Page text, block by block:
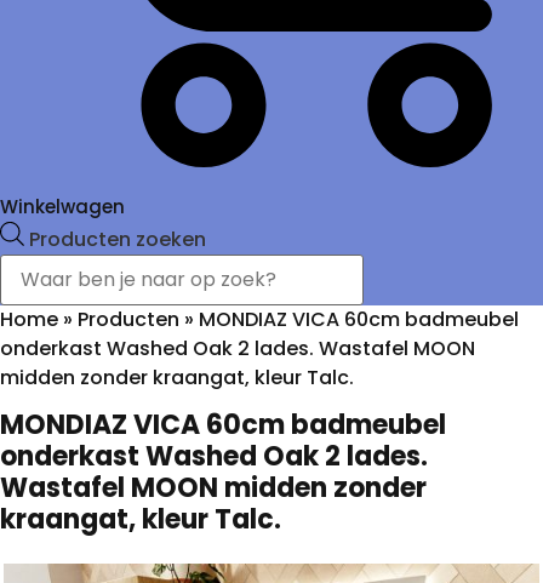
Winkelwagen
Producten zoeken
Home » Producten » MONDIAZ VICA 60cm badmeubel
onderkast Washed Oak 2 lades. Wastafel MOON
midden zonder kraangat, kleur Talc.
MONDIAZ VICA 60cm badmeubel
onderkast Washed Oak 2 lades.
Wastafel MOON midden zonder
kraangat, kleur Talc.